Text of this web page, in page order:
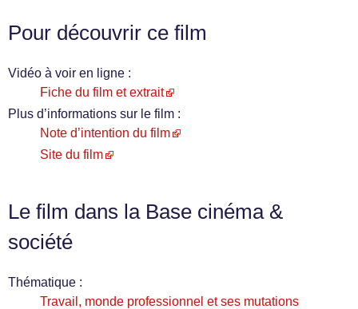
Pour découvrir ce film
Vidéo à voir en ligne :
Fiche du film et extrait
Plus d’informations sur le film :
Note d’intention du film
Site du film
Le film dans la Base cinéma &
société
Thématique :
Travail, monde professionnel et ses mutations